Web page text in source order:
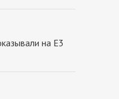
на Е3